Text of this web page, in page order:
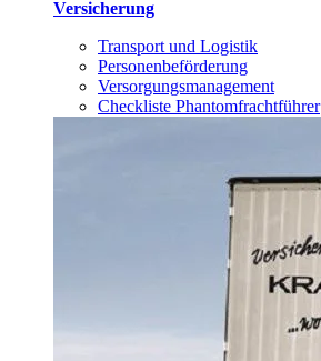
Versicherung
Transport und Logistik
Personenbeförderung
Versorgungsmanagement
Checkliste Phantomfrachtführer